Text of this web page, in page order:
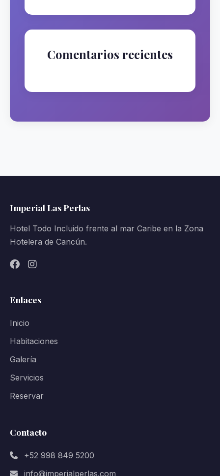
Comentarios recientes
Imperial Las Perlas
Hotel Todo Incluido frente al mar Caribe en la Zona
Hotelera de Cancún.
Enlaces
Inicio
Habitaciones
Galería
Servicios
Reservar
Contacto
+52 998 849 5200
info@imperialperlas.com